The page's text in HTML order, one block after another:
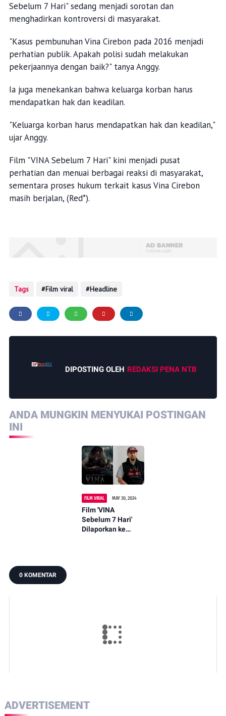
Sebelum 7 Hari" sedang menjadi sorotan dan
menghadirkan kontroversi di masyarakat.
"Kasus pembunuhan Vina Cirebon pada 2016 menjadi
perhatian publik. Apakah polisi sudah melakukan
pekerjaannya dengan baik?" tanya Anggy.
Ia juga menekankan bahwa keluarga korban harus
mendapatkan hak dan keadilan.
"Keluarga korban harus mendapatkan hak dan keadilan,"
ujar Anggy.
Film "VINA Sebelum 7 Hari" kini menjadi pusat
perhatian dan menuai berbagai reaksi di masyarakat,
sementara proses hukum terkait kasus Vina Cirebon
masih berjalan, (Red*).
Tags Film viral Headline
DIPOSTING OLEH REDAKSI PENA NTB
ANDA MUNGKIN MENYUKAI POSTINGAN
INI
FILM VIRAL MAY 30, 2024
Film 'VINA
Sebelum 7 Hari'
Dilaporkan ke
0 KOMENTAR
ADVERTISEMENT